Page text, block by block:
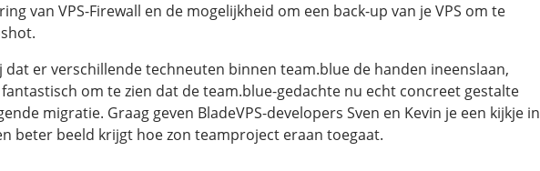
van VPS-Firewall en de mogelijkheid om een back-up van je VPS om te
dat er verschillende techneuten binnen team.blue de handen ineenslaan,
om te zien dat de team.blue-gedachte nu echt concreet gestalte
migratie. Graag geven BladeVPS-developers Sven en Kevin je een kijkje in
beter beeld krijgt hoe zon teamproject eraan toegaat.